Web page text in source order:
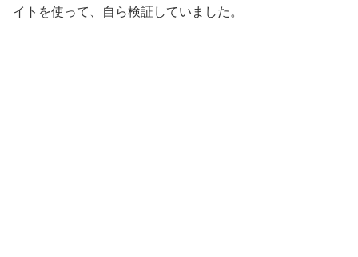
イトを使って、自ら検証していました。